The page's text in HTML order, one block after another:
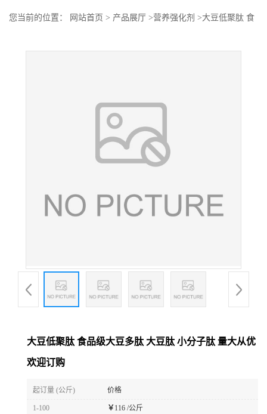
您当前的位置： 网站首页 > 产品展厅 >营养强化剂 >大豆低聚肽 食
大豆低聚肽 食品级大豆多肽 大豆肽 小分子肽 量大从优
欢迎订购
起订量 (公斤) 价格
1-100 ￥ 116 /公斤